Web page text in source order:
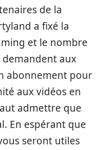
de la
a fixé la
et le nombre
aux
abonnement pour
aux vidéos en
admettre que
En espérant que
seront utiles